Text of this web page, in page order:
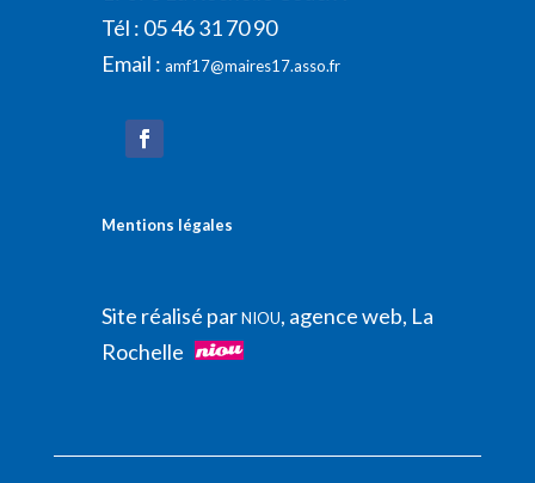
Tél : 05 46 31 70 90
Email : amf17@maires17.asso.fr
Mentions légales
Site réalisé parNIOU, agence web, La
Rochelle